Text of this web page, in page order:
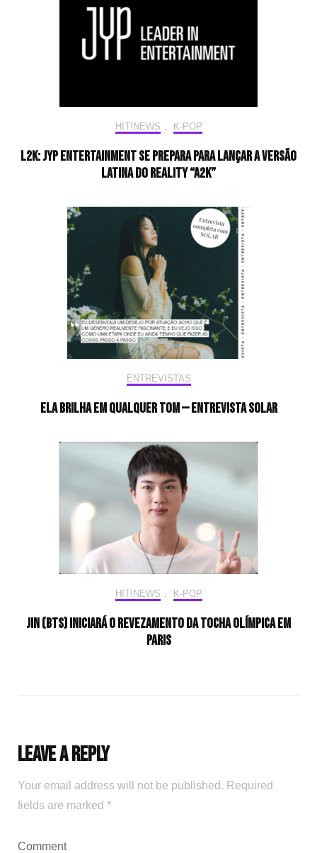
HIT!NEWS K-POP
L2K: JYP Entertainment se prepara para lançar a versão
latina do reality “A2K”
ENTREVISTAS
Ela brilha em qualquer tom — Entrevista Solar
HIT!NEWS K-POP
Jin (BTS) iniciará o revezamento da tocha olímpica em
Paris
Leave a Reply
Your email address will not be published. Required
fields are marked *
Comment